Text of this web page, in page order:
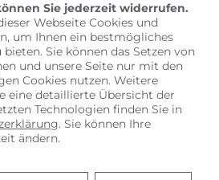
Sie jederzeit widerrufen.
Webseite Cookies und
um Ihnen ein bestmögliches
Sie können das Setzen von
und unsere Seite nur mit den
Cookies nutzen. Weitere
eine detaillierte Übersicht der
Technologien finden Sie in
. Sie können Ihre
ändern.